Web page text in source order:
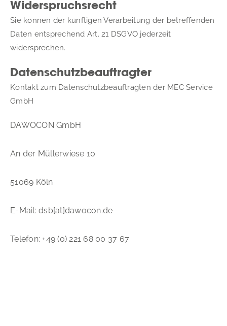
Widerspruchsrecht
Sie können der künftigen Verarbeitung der betreffenden
Daten entsprechend Art. 21 DSGVO jederzeit
widersprechen.
Datenschutzbeauftragter
Kontakt zum Datenschutzbeauftragten der MEC Service
GmbH
DAWOCON GmbH
An der Müllerwiese 10
51069 Köln
E-Mail: dsb[at]dawocon.de
Telefon: +49 (0) 221 68 00 37 67